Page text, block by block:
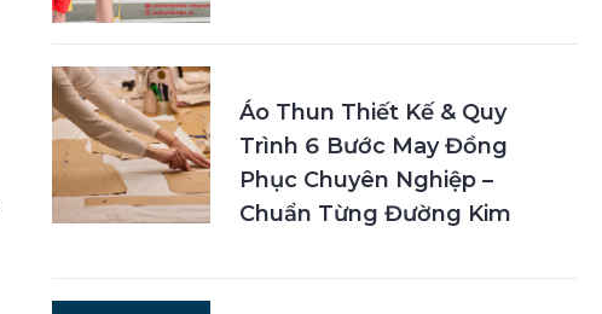
Áo Thun Thiết Kế & Quy
Trình 6 Bước May Đồng
Phục Chuyên Nghiệp –
Chuẩn Từng Đường Kim